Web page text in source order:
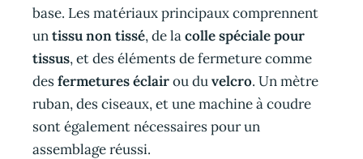
base. Les matériaux principaux comprennent
untissu non tissé, de lacolle spéciale pour
tissus, et des éléments de fermeture comme
desfermetures éclairou duvelcro. Un mètre
ruban, des ciseaux, et une machine à coudre
sont également nécessaires pour un
assemblage réussi.